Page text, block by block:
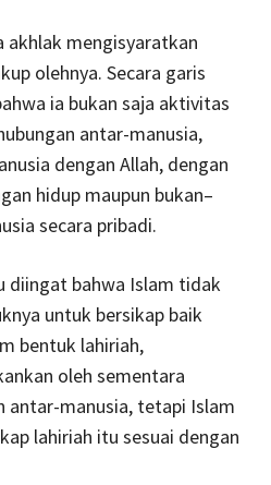
akhlak mengisyaratkan
olehnya. Secara garis
ia bukan saja aktivitas
antar-manusia,
dengan Allah, dengan
hidup maupun bukan–
secara pribadi.
diingat bahwa Islam tidak
untuk bersikap baik
bentuk lahiriah,
oleh sementara
antar-manusia, tetapi Islam
lahiriah itu sesuai dengan